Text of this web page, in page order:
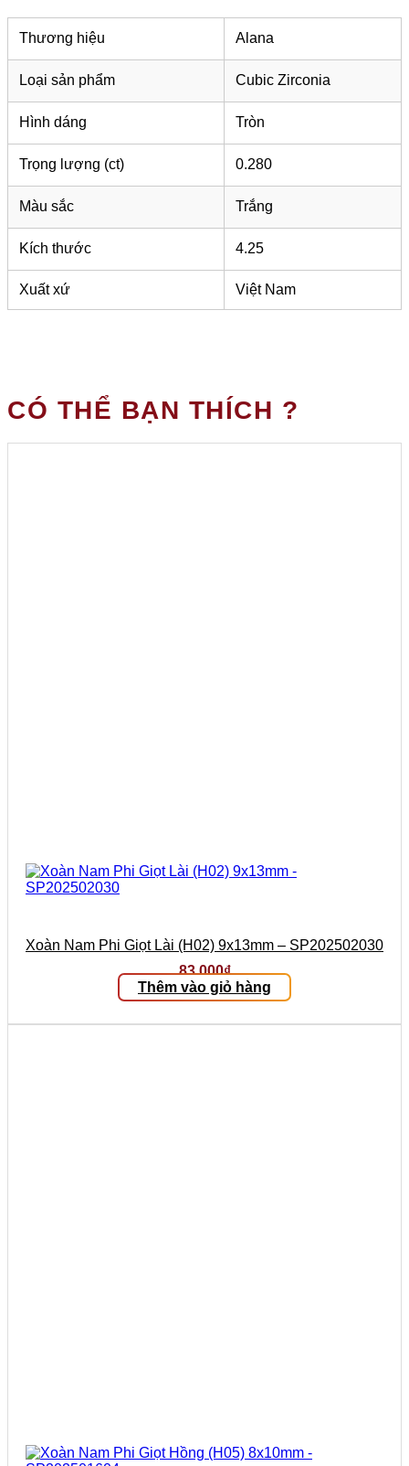
Thương hiệu Alana
Loại sản phẩm Cubic Zirconia
Hình dáng Tròn
Trọng lượng (ct) 0.280
Màu sắc Trắng
Kích thước 4.25
Xuất xứ Việt Nam
CÓ THỂ BẠN THÍCH ?
Xoàn Nam Phi Giọt Lài (H02) 9x13mm – SP202502030
83.000₫
Thêm vào giỏ hàng